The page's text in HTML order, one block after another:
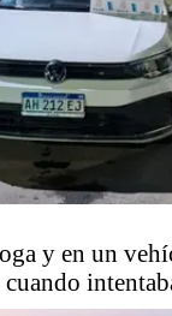
y en un